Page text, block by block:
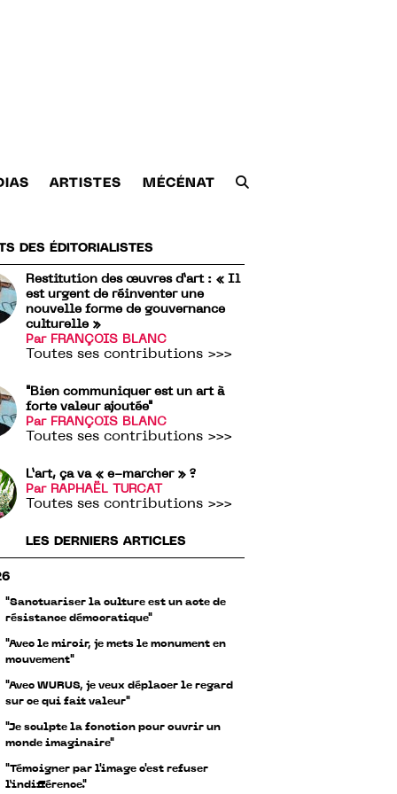
ARTISTES MÉCÉNAT
DES ÉDITORIALISTES
Restitution des œuvres d’art : « Il
est urgent de réinventer une
nouvelle forme de gouvernance
culturelle »
Par FRANÇOIS BLANC
Toutes ses contributions >>>
"Bien communiquer est un art à
forte valeur ajoutée"
Par FRANÇOIS BLANC
Toutes ses contributions >>>
L’art, ça va « e-marcher » ?
Par RAPHAËL TURCAT
Toutes ses contributions >>>
LES DERNIERS ARTICLES
"Sanctuariser la culture est un acte de
résistance démocratique"
"Avec le miroir, je mets le monument en
mouvement"
"Avec WURUS, je veux déplacer le regard
sur ce qui fait valeur"
"Je sculpte la fonction pour ouvrir un
monde imaginaire"
"Témoigner par l'image c'est refuser
l’indifférence."